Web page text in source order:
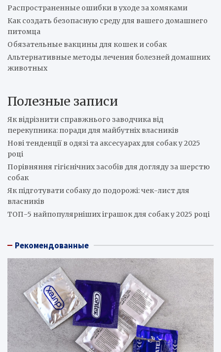
Распространенные ошибки в уходе за хомяками
Как создать безопасную среду для вашего домашнего
питомца
Обязательные вакцины для кошек и собак
Альтернативные методы лечения болезней домашних
животных
Полезные записи
Як відрізнити справжнього заводчика від
перекупника: поради для майбутніх власників
Нові тенденції в одязі та аксесуарах для собак у 2025
році
Порівняння гігієнічних засобів для догляду за шерстю
собак
Як підготувати собаку до подорожі: чек-лист для
власників
ТОП-5 найпопулярніших іграшок для собак у 2025 році
Рекомендованные